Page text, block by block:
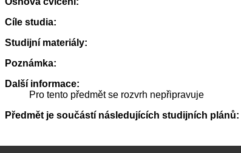
Cíle studia:
Studijní materiály:
Poznámka:
Další informace:
Pro tento předmět se rozvrh nepřipravuje
Předmět je součástí následujících studijních plánů: